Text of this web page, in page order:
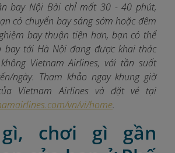
bay Nội Bài chỉ mất 30 - 40 phút,
có chuyến bay sáng sớm hoặc đêm
bay thuận tiện hơn, bạn có thể
bay tới Hà Nội đang được khai thác
Vietnam Airlines, với tần suất
ngày. Tham khảo ngay khung giờ
Vietnam Airlines và đặt vé tại
vn/vi/home.
chơi gì gần